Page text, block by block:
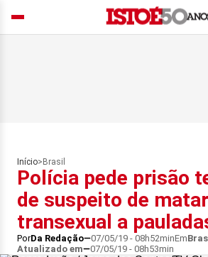
Início> Brasil
Polícia pede prisão
de suspeito de matar
transexual a
PorDa Redação 07/05/19 - 08h52minEm
Atualizado em
07/05/19 - 08h53min